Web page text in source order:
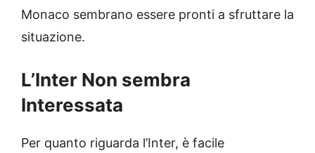
Monaco sembrano essere pronti a sfruttare la
situazione.
L’Inter Non sembra
Interessata
Per quanto riguarda l’Inter, è facile